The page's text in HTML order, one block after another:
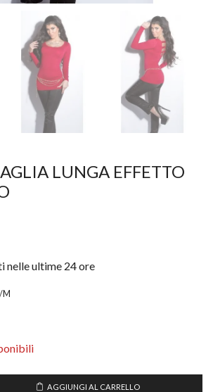
LUNGA EFFETTO
nelle ultime 24 ore
AGGIUNGI AL CARRELLO